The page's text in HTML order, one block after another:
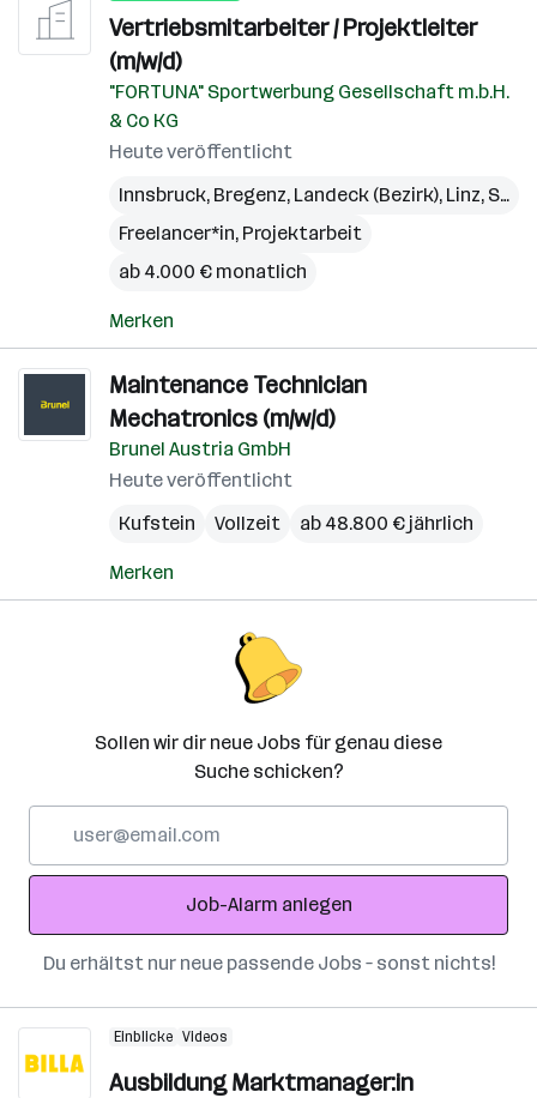
Vertriebsmitarbeiter / Projektleiter
(m/w/d)
"FORTUNA" Sportwerbung Gesellschaft m.b.H.
& Co KG
Heute veröffentlicht
Innsbruck, Bregenz, Landeck (Bezirk), Linz, St. Pölten
Freelancer*in, Projektarbeit
ab 4.000 € monatlich
Merken
Maintenance Technician
Mechatronics (m/w/d)
Brunel Austria GmbH
Heute veröffentlicht
Kufstein
Vollzeit ab 48.800 € jährlich
Merken
Sollen wir dir neue Jobs für genau diese
Suche schicken?
Adresse
Job-Alarm anlegen
Du erhältst nur neue passende Jobs – sonst nichts!
Einblicke Videos
Ausbildung Marktmanager:in